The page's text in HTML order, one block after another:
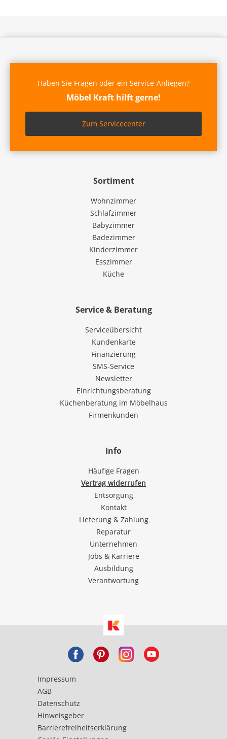
Sortiment
Wohnzimmer
Schlafzimmer
Babyzimmer
Badezimmer
Kinderzimmer
Esszimmer
Küche
Service & Beratung
Serviceübersicht
Kundenkarte
Finanzierung
SMS-Service
Newsletter
Einrichtungsberatung
Küchenberatung im Möbelhaus
Firmenkunden
Info
Häufige Fragen
Vertrag widerrufen
Entsorgung
Kontakt
Lieferung & Zahlung
Reparatur
Unternehmen
Jobs & Karriere
Ausbildung
Verantwortung
Haben Sie Fragen oder ein Service-Anliegen?
Möbel Kraft hilft gerne!
Zum Servicecenter
Impressum
AGB
Datenschutz
Hinweisgeber
Barrierefreiheitserklärung